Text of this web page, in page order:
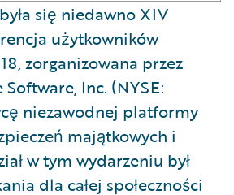
się niedawno XIV
użytkowników
zorganizowana przez
Inc. (NYSE:
niezawodnej platformy
majątkowych i
w tym wydarzeniu był
dla całej społeczności